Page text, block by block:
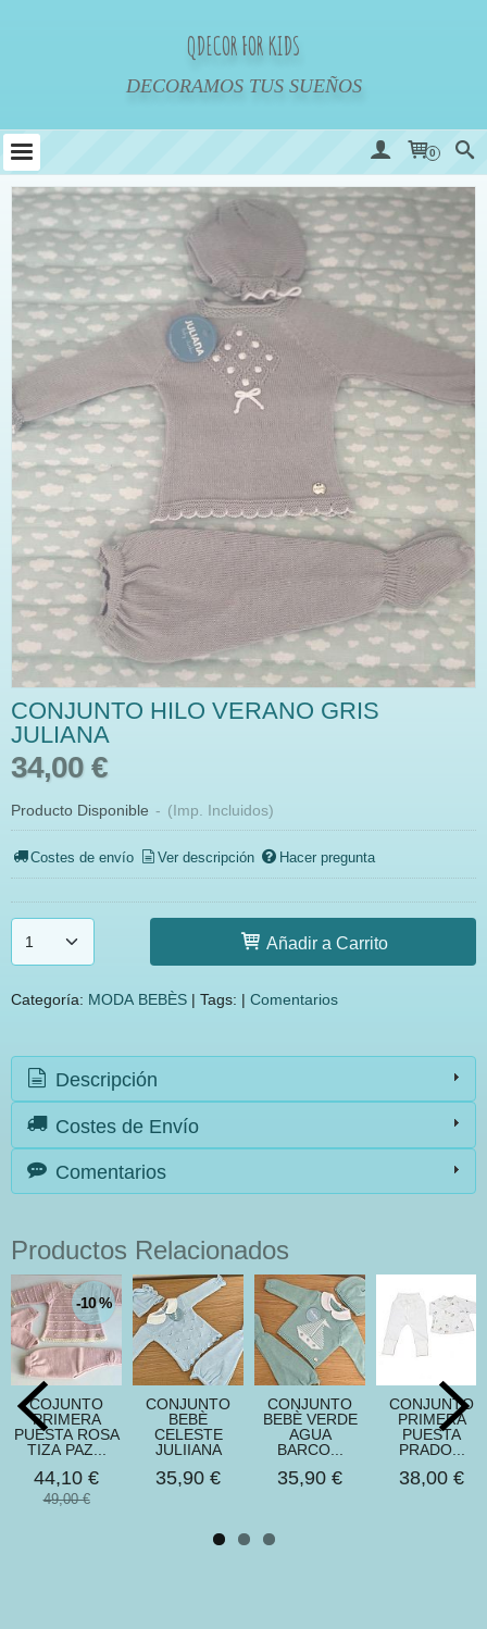
QDECOR FOR KIDS
DECORAMOS TUS SUEÑOS
0
CONJUNTO HILO VERANO GRIS
JULIANA
34,00 €
Producto Disponible - (Imp. Incluidos)
Costes de envío Ver descripción Hacer pregunta
Añadir a Carrito
Categoría: MODA BEBÈS | Tags: | Comentarios
Descripción
Costes de Envío
Comentarios
Productos Relacionados
-10 %
COJUNTO
PRIMERA
PUESTA ROSA
TIZA PAZ...
44,10 €
49,00 €
CONJUNTO
BEBÈ
CELESTE
JULIIANA
35,90 €
CONJUNTO
BEBÈ VERDE
AGUA
BARCO...
35,90 €
CONJUNTO
PRIMERA
PUESTA
PRADO...
38,00 €